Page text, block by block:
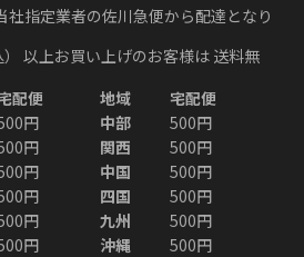
指定業者の佐川急便から配達となり
以上お買い上げのお客様は 送料無
配便 地域
宅配便
円 中部
500円
円 関西
500円
円 中国
500円
円 四国
500円
円 九州
500円
円 沖縄
500円